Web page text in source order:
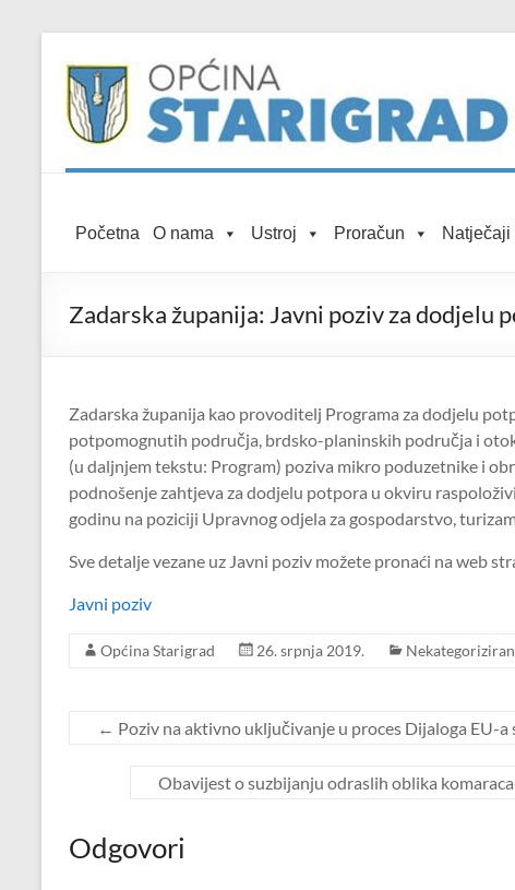
content
Općina
Službena
mrežna
Početna O nama Ustroj Proračun Natječaji
Zadarska županija: Javni poziv za
Zadarska županija kao provoditelj Programa za dodjelu
potpomognutih područja, brdsko-planinskih područja i
(u daljnjem tekstu: Program) poziva mikro poduzetnike i
podnošenje zahtjeva za dodjelu potpora u okviru
godinu na poziciji Upravnog odjela za gospodarstvo,
Sve detalje vezane uz Javni poziv možete pronaći na web
Javni poziv
Općina Starigrad 26. srpnja 2019.
← Poziv na aktivno uključivanje u proces Dijaloga EU-
Obavijest o suzbijanju odraslih oblika
Odgovori